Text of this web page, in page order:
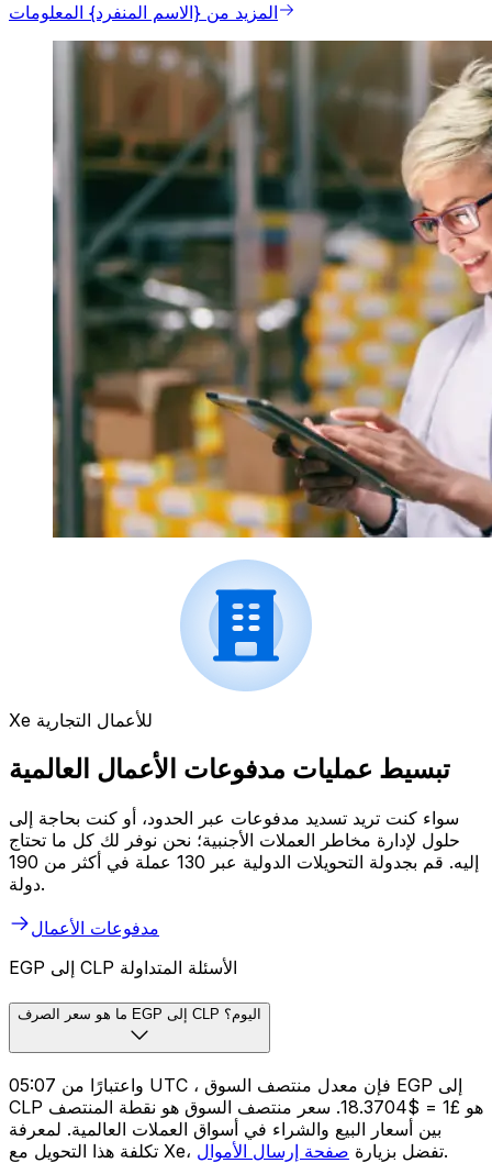
المزيد من {الاسم المنفرد} المعلومات
Xe للأعمال التجارية
تبسيط عمليات مدفوعات الأعمال العالمية
سواء كنت تريد تسديد مدفوعات عبر الحدود، أو كنت بحاجة إلى
حلول لإدارة مخاطر العملات الأجنبية؛ نحن نوفر لك كل ما تحتاج
إليه. قم بجدولة التحويلات الدولية عبر 130 عملة في أكثر من 190
دولة.
مدفوعات الأعمال
EGP إلى CLP الأسئلة المتداولة
ما هو سعر الصرف EGP إلى CLP اليوم؟
واعتبارًا من 05:07 UTC ، فإن معدل منتصف السوق EGP إلى
CLP هو £1 = $18.3704. سعر منتصف السوق هو نقطة المنتصف
بين أسعار البيع والشراء في أسواق العملات العالمية. لمعرفة
تكلفة هذا التحويل مع Xe، تفضل بزيارة صفحة إرسال الأموال .